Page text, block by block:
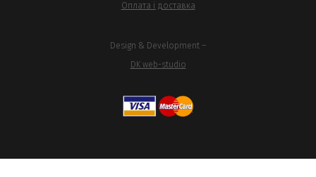
Оплата і доставка
Design & Development –
DK web-studio